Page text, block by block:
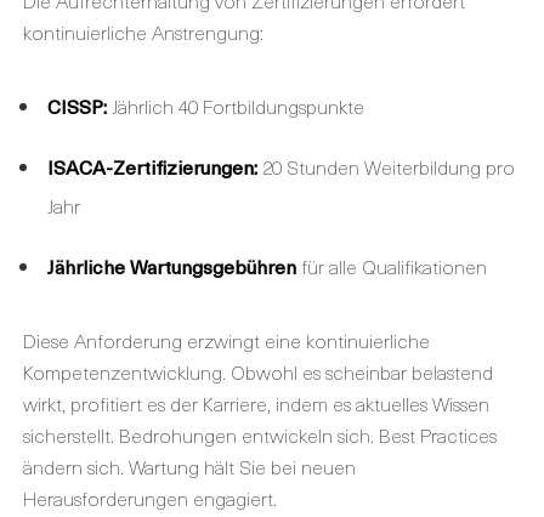
kontinuierliche Anstrengung:
CISSP: Jährlich 40 Fortbildungspunkte
ISACA-Zertifizierungen: 20 Stunden Weiterbildung pro
Jahr
Jährliche Wartungsgebührenfür alle Qualifikationen
Diese Anforderung erzwingt eine kontinuierliche
Kompetenzentwicklung. Obwohl es scheinbar belastend
wirkt, profitiert es der Karriere, indem es aktuelles Wissen
sicherstellt. Bedrohungen entwickeln sich. Best Practices
ändern sich. Wartung hält Sie bei neuen
Herausforderungen engagiert.